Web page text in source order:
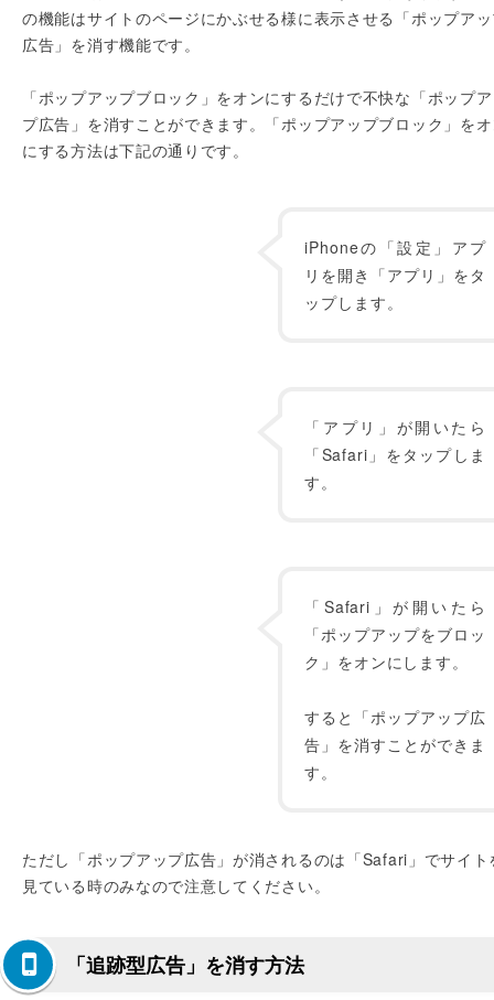
の機能はサイトのページにかぶせる様に表示させる「ポップア
広告」を消す機能です。
「ポップアップブロック」をオンにするだけで不快な「ポップ
プ広告」を消すことができます。「ポップアップブロック」を
にする方法は下記の通りです。
iPhoneの「設定」アプ
リを開き「アプリ」をタ
ップします。
「アプリ」が開いたら
「Safari」をタップしま
す。
「Safari」が開いたら
「ポップアップをブロッ
ク」をオンにします。
すると「ポップアップ広
告」を消すことができま
す。
ただし「ポップアップ広告」が消されるのは「Safari」でサイト
見ている時のみなので注意してください。
「追跡型広告」を消す方法